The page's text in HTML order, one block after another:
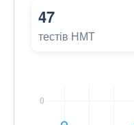
47
тестів НМТ